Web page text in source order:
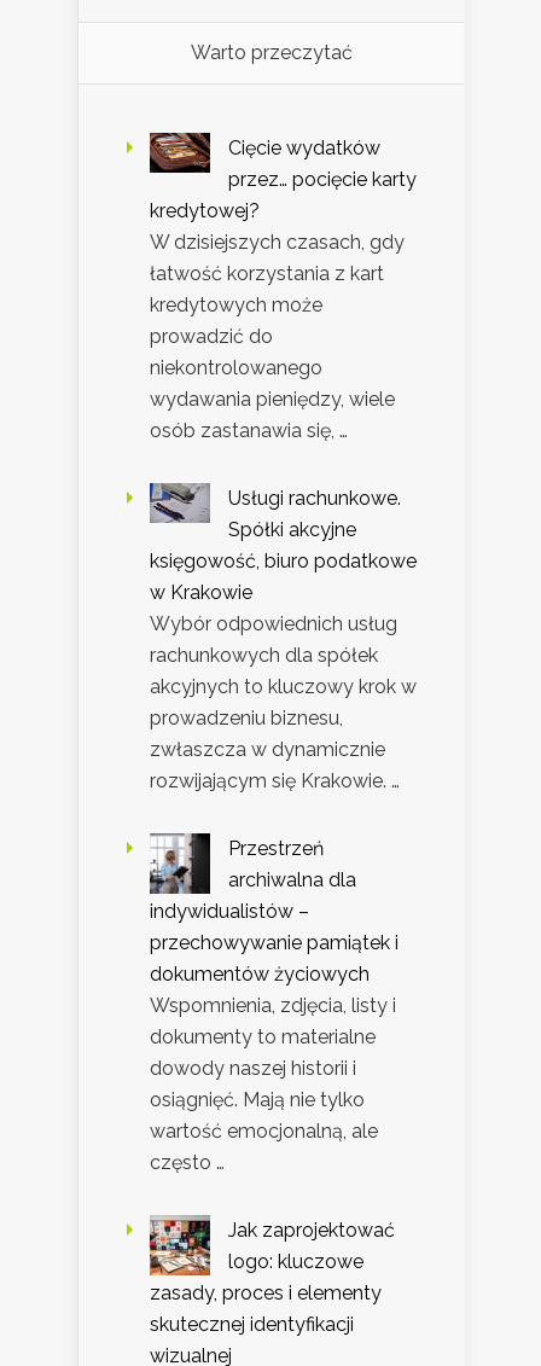
Warto przeczytać
Cięcie wydatków
przez… pocięcie karty
kredytowej?
W dzisiejszych czasach, gdy
łatwość korzystania z kart
kredytowych może
prowadzić do
niekontrolowanego
wydawania pieniędzy, wiele
osób zastanawia się, …
Usługi rachunkowe.
Spółki akcyjne
księgowość, biuro podatkowe
w Krakowie
Wybór odpowiednich usług
rachunkowych dla spółek
akcyjnych to kluczowy krok w
prowadzeniu biznesu,
zwłaszcza w dynamicznie
rozwijającym się Krakowie. …
Przestrzeń
archiwalna dla
indywidualistów –
przechowywanie pamiątek i
dokumentów życiowych
Wspomnienia, zdjęcia, listy i
dokumenty to materialne
dowody naszej historii i
osiągnięć. Mają nie tylko
wartość emocjonalną, ale
często …
Jak zaprojektować
logo: kluczowe
zasady, proces i elementy
skutecznej identyfikacji
wizualnej